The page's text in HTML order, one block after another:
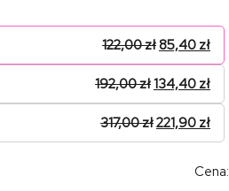
122,00zł85,40 zł
192,00zł134,40 zł
317,00zł221,90 zł
Cena: